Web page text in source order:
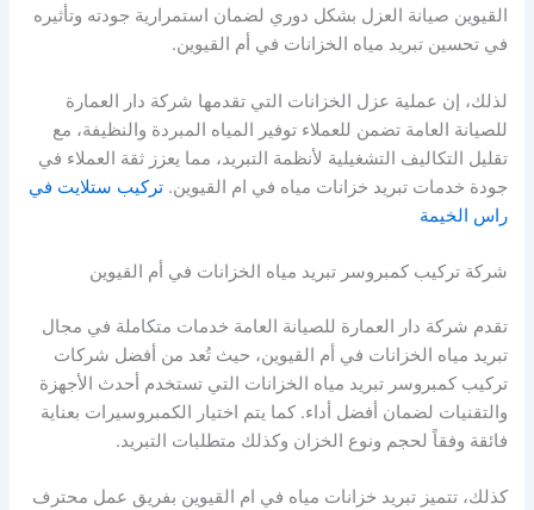
القيوين صيانة العزل بشكل دوري لضمان استمرارية جودته وتأثيره
في تحسين تبريد مياه الخزانات في أم القيوين.
لذلك، إن عملية عزل الخزانات التي تقدمها شركة دار العمارة
للصيانة العامة تضمن للعملاء توفير المياه المبردة والنظيفة، مع
تقليل التكاليف التشغيلية لأنظمة التبريد، مما يعزز ثقة العملاء في
جودة خدمات تبريد خزانات مياه في ام القيوين.تركيب ستلايت في
راس الخيمة
شركة تركيب كمبروسر تبريد مياه الخزانات في أم القيوين
تقدم شركة دار العمارة للصيانة العامة خدمات متكاملة في مجال
تبريد مياه الخزانات في أم القيوين، حيث تُعد من أفضل شركات
تركيب كمبروسر تبريد مياه الخزانات التي تستخدم أحدث الأجهزة
والتقنيات لضمان أفضل أداء. كما يتم اختيار الكمبروسيرات بعناية
فائقة وفقاً لحجم ونوع الخزان وكذلك متطلبات التبريد.
كذلك، تتميز تبريد خزانات مياه في ام القيوين بفريق عمل محترف